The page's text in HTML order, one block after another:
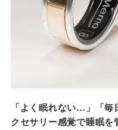
「よく眠れない…」「
クセサリー感覚で睡眠